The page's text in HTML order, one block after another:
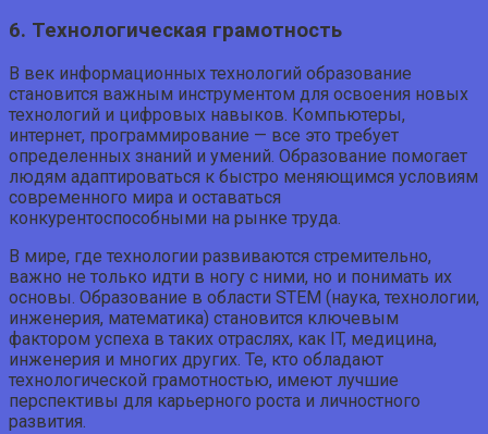
6. Технологическая грамотность
В век информационных технологий образование
становится важным инструментом для освоения новых
технологий и цифровых навыков. Компьютеры,
интернет, программирование — все это требует
определенных знаний и умений. Образование помогает
людям адаптироваться к быстро меняющимся условиям
современного мира и оставаться
конкурентоспособными на рынке труда.
В мире, где технологии развиваются стремительно,
важно не только идти в ногу с ними, но и понимать их
основы. Образование в области STEM (наука, технологии,
инженерия, математика) становится ключевым
фактором успеха в таких отраслях, как IT, медицина,
инженерия и многих других. Те, кто обладают
технологической грамотностью, имеют лучшие
перспективы для карьерного роста и личностного
развития.